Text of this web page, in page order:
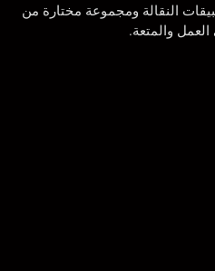
النقالة ومجموعة مختارة من
والمتعة.